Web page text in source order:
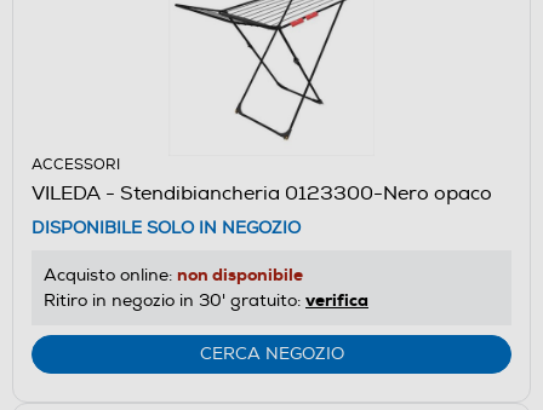
ACCESSORI
VILEDA - Stendibiancheria 0123300-Nero opaco
DISPONIBILE SOLO IN NEGOZIO
Acquisto online: non disponibile
Ritiro in negozio in 30' gratuito: verifica
CERCA NEGOZIO